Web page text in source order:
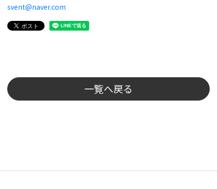
svent@naver.com
一覧へ戻る